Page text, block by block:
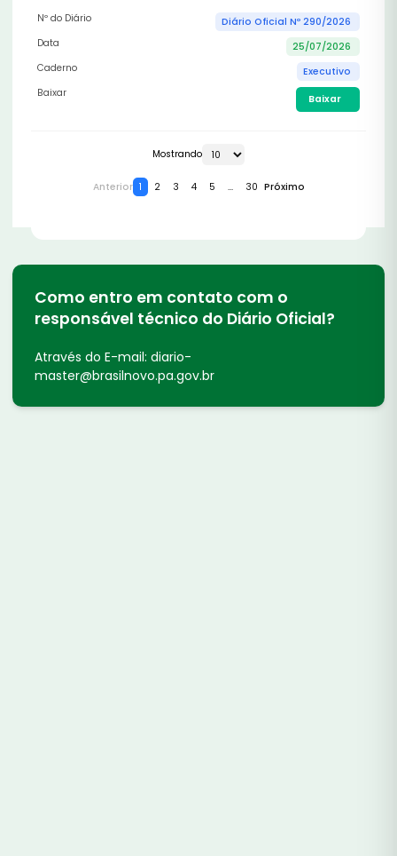
Nº do Diário
Diário Oficial Nº 290/2026
Data
25/07/2026
Caderno
Executivo
Baixar
Baixar
Mostrando
Anterior 1 2 3 4 5 ... 30 Próximo
Como entro em contato com o
responsável técnico do Diário Oficial?
Através do E-mail: diario-
master@brasilnovo.pa.gov.br